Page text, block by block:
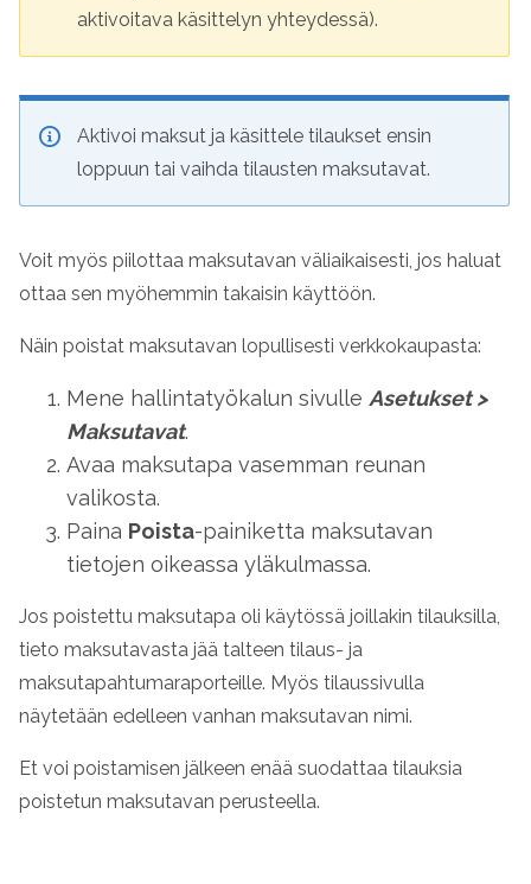
aktivoitava käsittelyn yhteydessä).
Aktivoi maksut ja käsittele tilaukset ensin
loppuun tai vaihda tilausten maksutavat.
Voit myös piilottaa maksutavan väliaikaisesti, jos haluat
ottaa sen myöhemmin takaisin käyttöön.
Näin poistat maksutavan lopullisesti verkkokaupasta:
Mene hallintatyökalun sivulle Asetukset>
Maksutavat.
Avaa maksutapa vasemman reunan
valikosta.
Paina Poista-painiketta maksutavan
tietojen oikeassa yläkulmassa.
Jos poistettu maksutapa oli käytössä joillakin tilauksilla,
tieto maksutavasta jää talteen tilaus- ja
maksutapahtumaraporteille. Myös tilaussivulla
näytetään edelleen vanhan maksutavan nimi.
Et voi poistamisen jälkeen enää suodattaa tilauksia
poistetun maksutavan perusteella.